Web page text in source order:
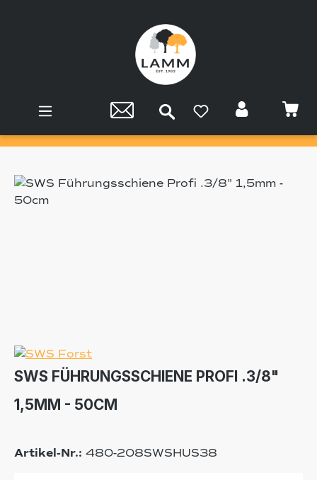
Bildergalerie überspringen
SWS FÜHRUNGSSCHIENE PROFI .3/8"
1,5MM - 50CM
Artikel-Nr.: 480-208SWSHUS38